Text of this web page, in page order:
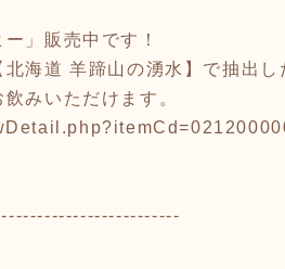
」販売中です！
海道 羊蹄山の湧水】で抽出し
みいただけます。